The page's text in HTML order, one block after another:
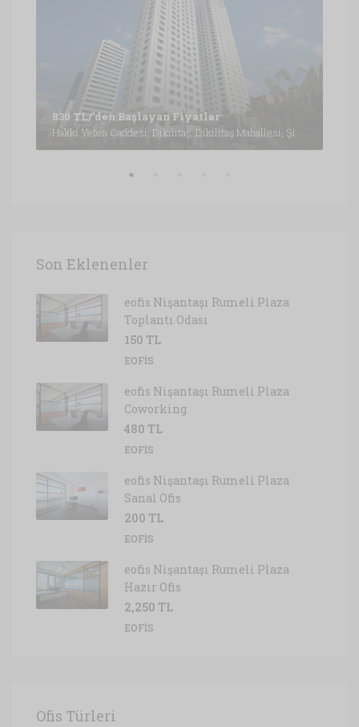
830 TL/'den Başlayan Fiyatlar
Hakkı Yeten Caddesi, Dikilitaş, Dikilitaş Mahallesi, Şişli, İstanbul, Marmara Bölgesi, 34349, Türkiye, İstanbul
Son Eklenenler
eofis Nişantaşı Rumeli Plaza
Toplantı Odası
150 TL
EOFIS
eofis Nişantaşı Rumeli Plaza
Coworking
480 TL
EOFIS
eofis Nişantaşı Rumeli Plaza
Sanal Ofis
200 TL
EOFIS
eofis Nişantaşı Rumeli Plaza
Hazır Ofis
2,250 TL
EOFIS
Ofis Türleri